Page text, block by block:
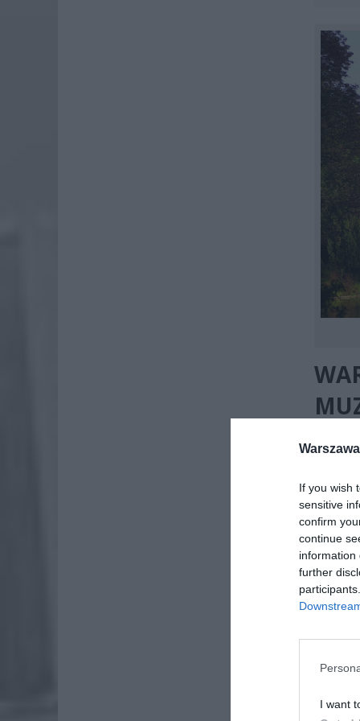
If you wish
sensitive
confirm
continue
information
further
I want